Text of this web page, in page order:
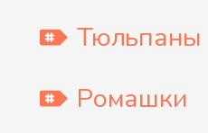
Тюльпаны
Ромашки